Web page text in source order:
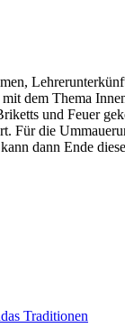
dem Thema
und Feuer
Für die
dann Ende
Traditionen